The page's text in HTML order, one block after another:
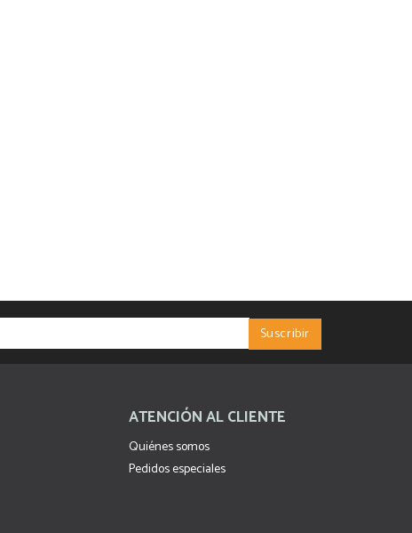
ATENCIÓN AL CLIENTE
Quiénes somos
Pedidos especiales